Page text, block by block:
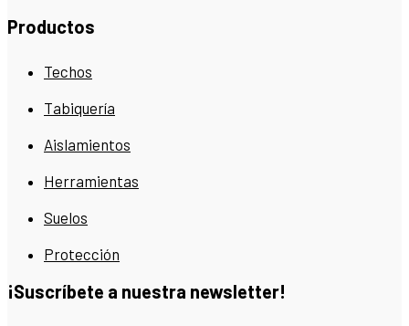
Productos
Techos
Tabiquería
Aislamientos
Herramientas
Suelos
Protección
¡Suscríbete a nuestra newsletter!